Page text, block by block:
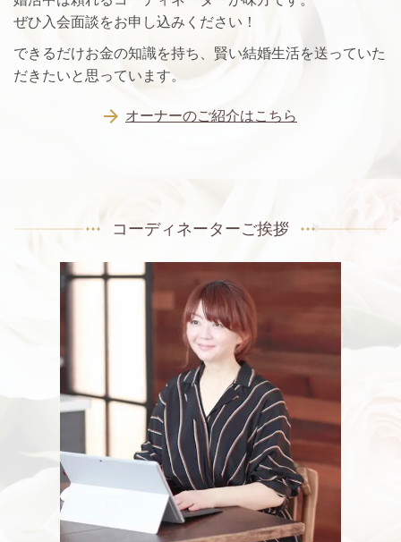
ぜひ入会面談をお申し込みください！
できるだけお金の知識を持ち、賢い結婚生活を送っていた
だきたいと思っています。
オーナーのご紹介はこちら
コーディネーターご挨拶